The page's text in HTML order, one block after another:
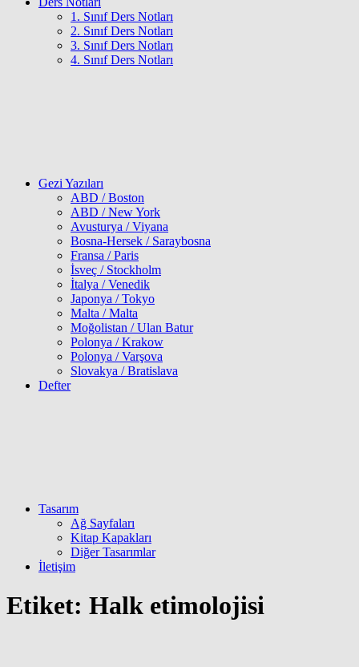
1. Sınıf Ders Notları
2. Sınıf Ders Notları
3. Sınıf Ders Notları
4. Sınıf Ders Notları
Gezi Yazıları
ABD / Boston
ABD / New York
Avusturya / Viyana
Bosna-Hersek / Saraybosna
Fransa / Paris
İsveç / Stockholm
İtalya / Venedik
Japonya / Tokyo
Malta / Malta
Moğolistan / Ulan Batur
Polonya / Krakow
Polonya / Varşova
Slovakya / Bratislava
Defter
Tasarım
Ağ Sayfaları
Kitap Kapakları
Diğer Tasarımlar
İletişim
Etiket: Halk etimolojisi